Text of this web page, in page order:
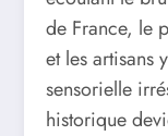
de France, le
et les artisans
sensorielle
historique